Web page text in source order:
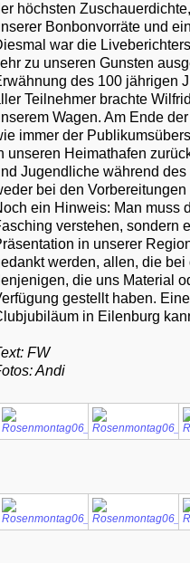
höchsten
Bonbonvorräte und
war die
zu unseren Gunsten
des 100 jährigen
Teilnehmer brachte
Wagen. Am Ende
immer der
unseren Heimathafen
Jugendliche während
bei den
ein Hinweis: Man muss
verstehen, sondern
in unserer
werden, allen, die
die uns Material
gestellt haben.
in Eilenburg
FW
Andi